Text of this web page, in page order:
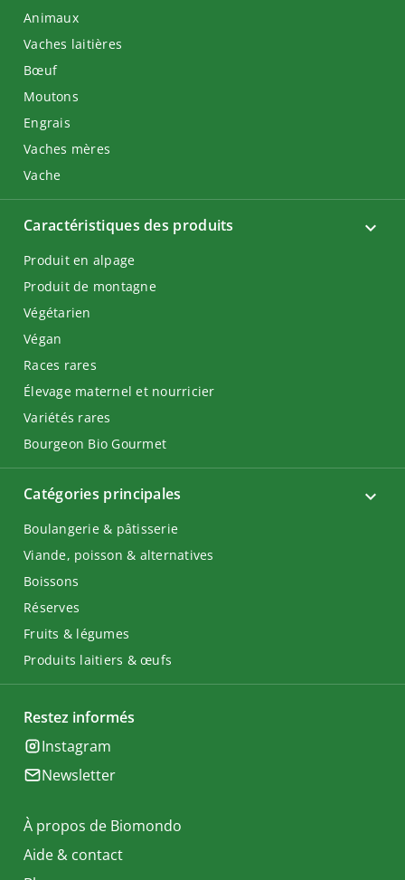
Animaux
Vaches laitières
Bœuf
Moutons
Engrais
Vaches mères
Vache
Catégories principales
Boulangerie & pâtisserie
Viande, poisson & alternatives
Boissons
Réserves
Fruits & légumes
Produits laitiers & œufs
Caractéristiques des produits
Produit en alpage
Produit de montagne
Végétarien
Végan
Races rares
Élevage maternel et nourricier
Variétés rares
Bourgeon Bio Gourmet
Restez informés
Instagram
Newsletter
À propos de Biomondo
Aide & contact